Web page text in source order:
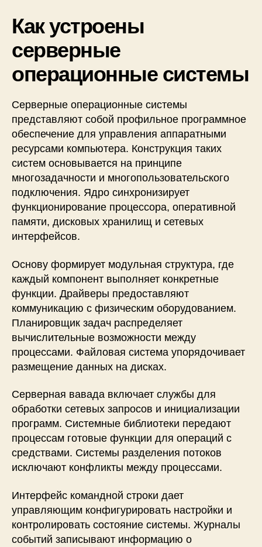
の
Как устроены
серверные
операционные системы
Серверные операционные системы
представляют собой профильное программное
обеспечение для управления аппаратными
ресурсами компьютера. Конструкция таких
систем основывается на принципе
многозадачности и многопользовательского
подключения. Ядро синхронизирует
функционирование процессора, оперативной
памяти, дисковых хранилищ и сетевых
интерфейсов.
Основу формирует модульная структура, где
каждый компонент выполняет конкретные
функции. Драйверы предоставляют
коммуникацию с физическим оборудованием.
Планировщик задач распределяет
вычислительные возможности между
процессами. Файловая система упорядочивает
размещение данных на дисках.
Серверная вавада включает службы для
обработки сетевых запросов и инициализации
программ. Системные библиотеки передают
процессам готовые функции для операций с
средствами. Системы разделения потоков
исключают конфликты между процессами.
Интерфейс командной строки дает
управляющим конфигурировать настройки и
контролировать состояние системы. Журналы
событий записывают информацию о